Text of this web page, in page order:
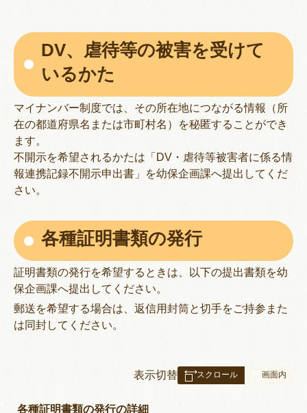
DV、虐待等の被害を受けて
いるかた
マイナンバー制度では、その所在地につながる情報（所
在の都道府県名または市町村名）を秘匿することができ
ます。
不開示を希望されるかたは「DV・虐待等被害者に係る情
報連携記録不開示申出書」を幼保企画課へ提出してくだ
さい。
各種証明書類の発行
証明書類の発行を希望するときは、以下の提出書類を幼
保企画課へ提出してください。
郵送を希望する場合は、返信用封筒と切手をご持参また
は同封してください。
表
み
表示切替
各種証明書類の発行の詳細